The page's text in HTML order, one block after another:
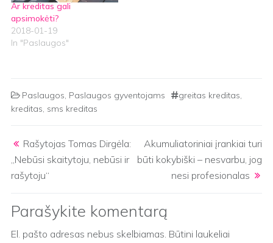
Ar kreditas gali
apsimokėti?
2018-01-19
In "Paslaugos"
Paslaugos, Paslaugos gyventojams greitas kreditas,
kreditas, sms kreditas
Rašytojas Tomas Dirgėla:
„Nebūsi skaitytoju, nebūsi ir
rašytoju“
Akumuliatoriniai įrankiai turi
būti kokybiški – nesvarbu, jog
nesi profesionalas
Parašykite komentarą
El. pašto adresas nebus skelbiamas. Būtini laukeliai